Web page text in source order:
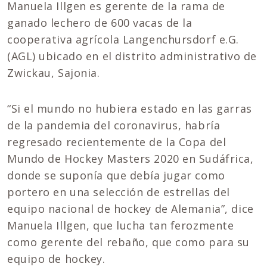
Manuela Illgen es gerente de la rama de
ganado lechero de 600 vacas de la
cooperativa agrícola Langenchursdorf e.G.
(AGL) ubicado en el distrito administrativo de
Zwickau, Sajonia.
“Si el mundo no hubiera estado en las garras
de la pandemia del coronavirus, habría
regresado recientemente de la Copa del
Mundo de Hockey Masters 2020 en Sudáfrica,
donde se suponía que debía jugar como
portero en una selección de estrellas del
equipo nacional de hockey de Alemania”, dice
Manuela Illgen, que lucha tan ferozmente
como gerente del rebaño, que como para su
equipo de hockey.